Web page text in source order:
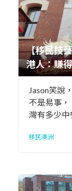
【移民技
港人：賺
Jason笑說
不是易事
灣有多少中
移民澳洲